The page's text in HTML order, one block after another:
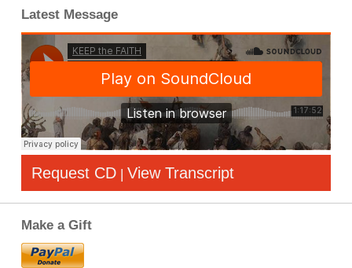
Latest Message
Request CD | View Transcript
Make a Gift